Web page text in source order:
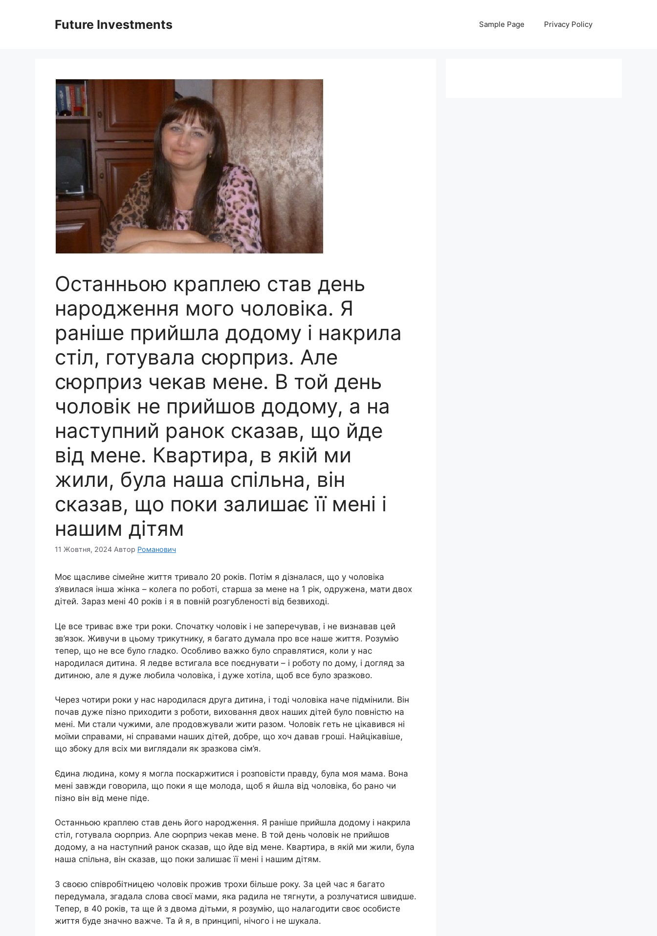
Future Investments Sample Page Privacy Policy
Останньою краплею став день
народження мого чоловіка. Я
раніше прийшла додому і накрила
стіл, готувала сюрприз. Але
сюрприз чекав мене. В той день
чоловік не прийшов додому, а на
наступний ранок сказав, що йде
від мене. Квартира, в якій ми
жили, була наша спільна, він
сказав, що поки залишає її мені і
нашим дітям
11 Жовтня, 2024 Автор Романович
Моє щасливе сімейне життя тривало 20 років. Потім я дізналася, що у чоловіка
з’явилася інша жінка – колега по роботі, старша за мене на 1 рік, одружена, мати двох
дітей. Зараз мені 40 років і я в повній розгубленості від безвиході.
Це все триває вже три роки. Спочатку чоловік і не заперечував, і не визнавав цей
зв’язок. Живучи в цьому трикутнику, я багато думала про все наше життя. Розумію
тепер, що не все було гладко. Особливо важко було справлятися, коли у нас
народилася дитина. Я ледве встигала все поєднувати – і роботу по дому, і догляд за
дитиною, але я дуже любила чоловіка, і дуже хотіла, щоб все було зразково.
Через чотири роки у нас народилася друга дитина, і тоді чоловіка наче підмінили. Він
почав дуже пізно приходити з роботи, виховання двох наших дітей було повністю на
мені. Ми стали чужими, але продовжували жити разом. Чоловік геть не цікавився ні
моїми справами, ні справами наших дітей, добре, що хоч давав гроші. Найцікавіше,
що збоку для всіх ми виглядали як зразкова сім’я.
Єдина людина, кому я могла поскаржитися і розповісти правду, була моя мама. Вона
мені завжди говорила, що поки я ще молода, щоб я йшла від чоловіка, бо рано чи
пізно він від мене піде.
Останньою краплею став день його народження. Я раніше прийшла додому і накрила
стіл, готувала сюрприз. Але сюрприз чекав мене. В той день чоловік не прийшов
додому, а на наступний ранок сказав, що йде від мене. Квартира, в якій ми жили, була
наша спільна, він сказав, що поки залишає її мені і нашим дітям.
З своєю співробітницею чоловік прожив трохи більше року. За цей час я багато
передумала, згадала слова своєї мами, яка радила не тягнути, а розлучатися швидше.
Тепер, в 40 років, та ще й з двома дітьми, я розумію, що налагодити своє особисте
життя буде значно важче. Та й я, в принципі, нічого і не шукала.